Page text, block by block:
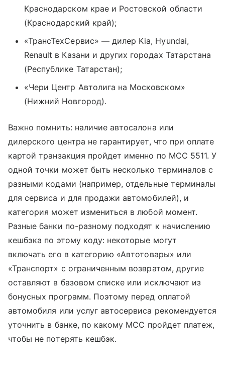
Краснодарском крае и Ростовской области
(Краснодарский край);
«ТрансТехСервис» — дилер Kia, Hyundai,
Renault в Казани и других городах Татарстана
(Республике Татарстан);
«Чери Центр Автолига на Московском»
(Нижний Новгород).
Важно помнить: наличие автосалона или
дилерского центра не гарантирует, что при оплате
картой транзакция пройдет именно по MCC 5511. У
одной точки может быть несколько терминалов с
разными кодами (например, отдельные терминалы
для сервиса и для продажи автомобилей), и
категория может измениться в любой момент.
Разные банки по-разному подходят к начислению
кешбэка по этому коду: некоторые могут
включать его в категорию «Автотовары» или
«Транспорт» с ограниченным возвратом, другие
оставляют в базовом списке или исключают из
бонусных программ. Поэтому перед оплатой
автомобиля или услуг автосервиса рекомендуется
уточнить в банке, по какому MCC пройдет платеж,
чтобы не потерять кешбэк.